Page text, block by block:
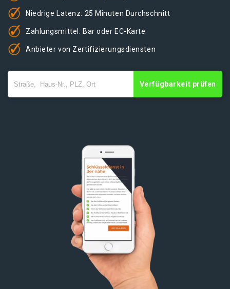
Niedrige Latenz: 25 Minuten Durchschnitt
Zahlungsmittel: Bar oder EC-Karte
Anbieter von Zertifizierungsdiensten
Verfügbarkeit prüfen